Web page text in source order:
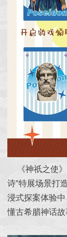
《神祇之使》
诗”特展场景打
浸式探案体验
懂古希腊神话故